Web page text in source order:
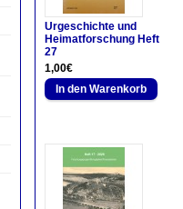
Urgeschichte und
Heimatforschung Heft
27
1,00€